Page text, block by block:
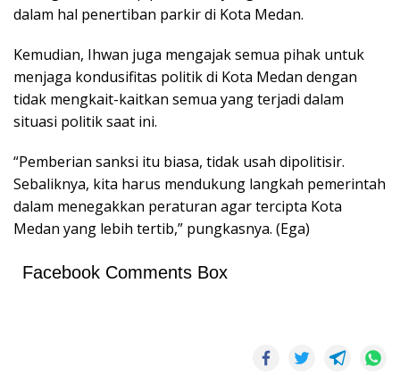
dalam hal penertiban parkir di Kota Medan.
Kemudian, Ihwan juga mengajak semua pihak untuk
menjaga kondusifitas politik di Kota Medan dengan
tidak mengkait-kaitkan semua yang terjadi dalam
situasi politik saat ini.
“Pemberian sanksi itu biasa, tidak usah dipolitisir.
Sebaliknya, kita harus mendukung langkah pemerintah
dalam menegakkan peraturan agar tercipta Kota
Medan yang lebih tertib,” pungkasnya. (Ega)
Facebook Comments Box